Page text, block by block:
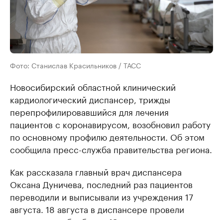
Фото: Станислав Красильников / ТАСС
Новосибирский областной клинический
кардиологический диспансер, трижды
перепрофилировавшийся для лечения
пациентов с коронавирусом, возобновил работу
по основному профилю деятельности. Об этом
сообщила пресс-служба правительства региона.
Как рассказала главный врач диспансера
Оксана Дуничева, последний раз пациентов
переводили и выписывали из учреждения 17
августа. 18 августа в диспансере провели